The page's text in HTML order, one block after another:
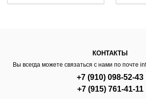
КОНТАКТЫ
Вы всегда можете связаться с нами по почте
+7 (910) 098-52-43
+7 (915) 761-41-11